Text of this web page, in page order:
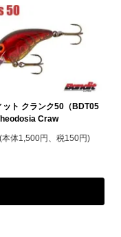
ット クランク50（BDT05
Craw
本体1,500円、税150円)